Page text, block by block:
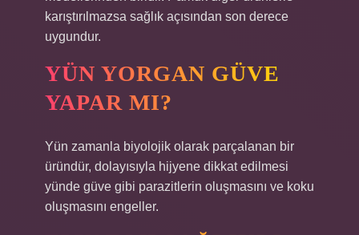
karıştırılmazsa sağlık açısından son derece
uygundur.
YÜN YORGAN GÜVE
YAPAR MI?
Yün zamanla biyolojik olarak parçalanan bir
üründür, dolayısıyla hijyene dikkat edilmesi
yünde güve gibi parazitlerin oluşmasını ve koku
oluşmasını engeller.